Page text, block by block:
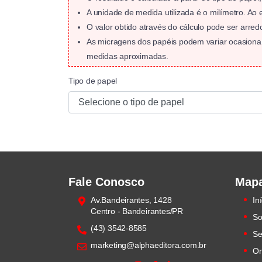
A unidade de medida utilizada é o milímetro.
O valor obtido através do cálculo pode ser
As micragens dos papéis podem variar
medidas aproximadas.
Tipo de papel
Fale Conosco
Av.Bandeirantes, 1428
Centro - Bandeirantes/PR
(43) 3542-8585
marketing@alphaeditora.com.br